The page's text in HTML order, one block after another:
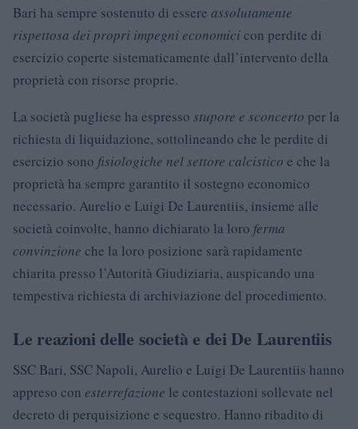
Bari ha sempre sostenuto di essere assolutamente
rispettosa dei propri impegni economicicon perdite di
esercizio coperte sistematicamente dall’intervento della
proprietà con risorse proprie.
La società pugliese ha espresso stupore e sconcerto per la
richiesta di liquidazione, sottolineando che le perdite di
esercizio sono fisiologiche nel settore calcistico e che la
proprietà ha sempre garantito il sostegno economico
necessario. Aurelio e Luigi De Laurentiis, insieme alle
società coinvolte, hanno dichiarato la loro ferma
convinzione che la loro posizione sarà rapidamente
chiarita presso l’Autorità Giudiziaria, auspicando una
tempestiva richiesta di archiviazione del procedimento.
Le reazioni delle società e dei De Laurentiis
SSC Bari, SSC Napoli, Aurelio e Luigi De Laurentiis hanno
appreso con esterrefazione le contestazioni sollevate nel
decreto di perquisizione e sequestro. Hanno ribadito di